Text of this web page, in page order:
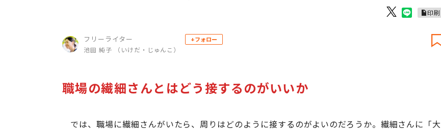
印刷
フリーライター
池田 純子 （いけだ・じゅんこ）
+フォロー
職場の繊細さんとはどう接するのがいいか
では、職場に繊細さんがいたら、周りはどのように接するのがよいのだろうか。繊細さんに「大